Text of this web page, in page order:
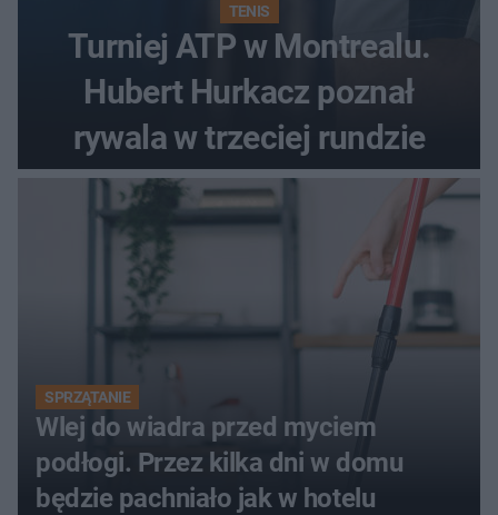
TENIS
Turniej ATP w Montrealu.
Hubert Hurkacz poznał
rywala w trzeciej rundzie
SPRZĄTANIE
Wlej do wiadra przed myciem
podłogi. Przez kilka dni w domu
będzie pachniało jak w hotelu